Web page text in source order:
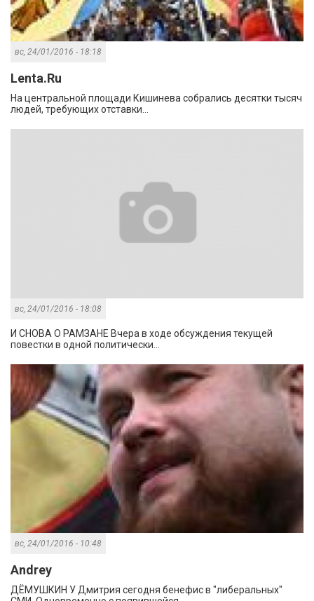
вс, 24/01/2016 - 18:18
Lenta.Ru
На центральной площади Кишинева собрались десятки тысяч
людей, требующих отставки...
вс, 24/01/2016 - 18:08
И СНОВА О РАМЗАНЕ Вчера в ходе обсуждения текущей
повестки в одной политически...
вс, 24/01/2016 - 10:48
Andrey
ДЁМУШКИН У Дмитрия сегодня бенефис в "либеральных"